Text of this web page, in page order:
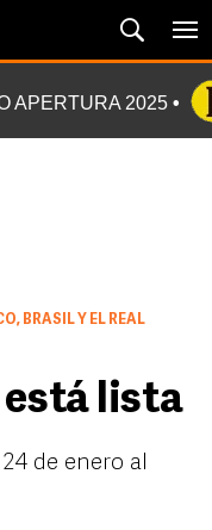
APERTURA 2025
BRASIL Y EL REAL
está lista
de enero al